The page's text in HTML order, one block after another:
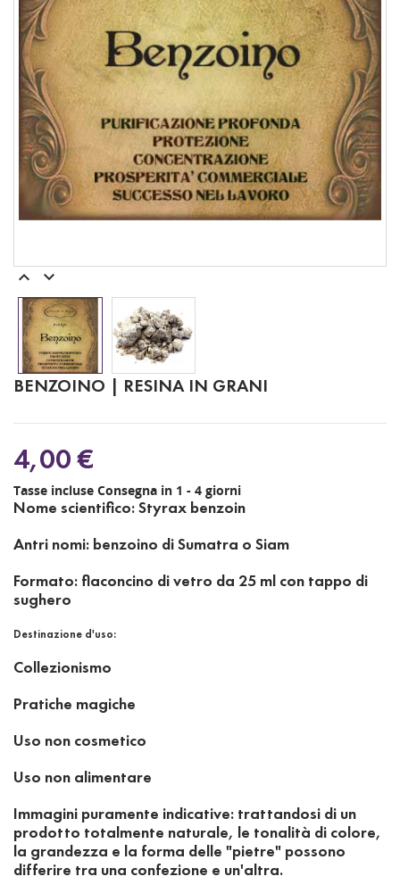
 
BENZOINO | RESINA IN GRANI
4,00 €
Tasse incluse Consegna in 1 - 4 giorni
Nome scientifico: Styrax benzoin
Antri nomi: benzoino di Sumatra o Siam
Formato: flaconcino di vetro da 25 ml con tappo di
sughero
Destinazione d'uso:
Collezionismo
Pratiche magiche
Uso non cosmetico
Uso non alimentare
Immagini puramente indicative: trattandosi di un
prodotto totalmente naturale, le tonalità di colore,
la grandezza e la forma delle "pietre" possono
differire tra una confezione e un'altra.